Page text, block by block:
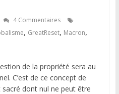
4 Commentaires
, GreatReset, Macron,
de la propriété sera au
C’est de ce concept de
dont nul ne peut être